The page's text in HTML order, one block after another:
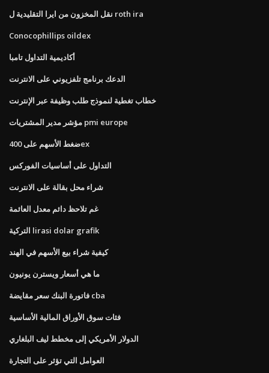
نقل المخزون من ايرا التقليدية ل roth ira
Conocophillips oildex
أكاديمية التداول تامبا
الدعك برنامج تلفزيوني على الانترنت
خطاب تغطية لنموذج طلب وظيفة عبر الإنترنت
مؤشر مدير المشتريات pmi europe
ضغط الأسهم على 400ex
التداول على أساسيات الفوركس
شراء محل بقالة على الانترنت
غم تلاحظ دائم معدل العائمة
التركية lirasi dolar grafik
كيفية شراء بيع الأسهم في الهند
ما هي أسعار ويسترن يونيون
فاتورة البنك سعر مقايضة cba
فئات سوق الأوراق المالية الأساسية
الدولار الأمريكي إلى مخطط ليف البلغاري
العوامل التي تؤثر على التجارة